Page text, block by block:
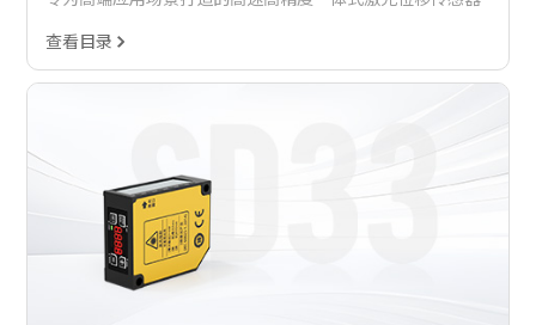
查看目录